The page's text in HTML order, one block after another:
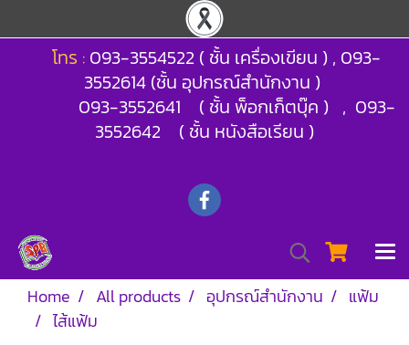
โทร : 093-3554522 ( ชั้น เครื่องเขียน ) , 093-
3552614 (ชั้น อุปกรณ์สำนักงาน )
093-3552641 ( ชั้น พ็อกเก็ตบุ๊ค ) , 093-
3552642 ( ชั้น หนังสือเรียน )
Home All products อุปกรณ์สำนักงาน
แฟ้ม
ไส้แฟ้ม